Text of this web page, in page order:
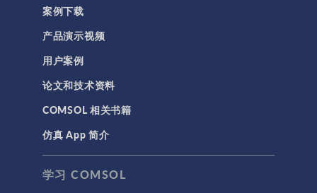
案例下载
产品演示视频
用户案例
论文和技术资料
COMSOL 相关书籍
仿真 App 简介
学习 COMSOL